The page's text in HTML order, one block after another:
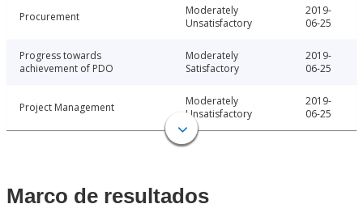
Procurement
Moderately
Unsatisfactory
2019-
06-25
Progress towards
achievement of PDO
Moderately
Satisfactory
2019-
06-25
Project Management
Moderately
Unsatisfactory
2019-
06-25
Marco de resultados